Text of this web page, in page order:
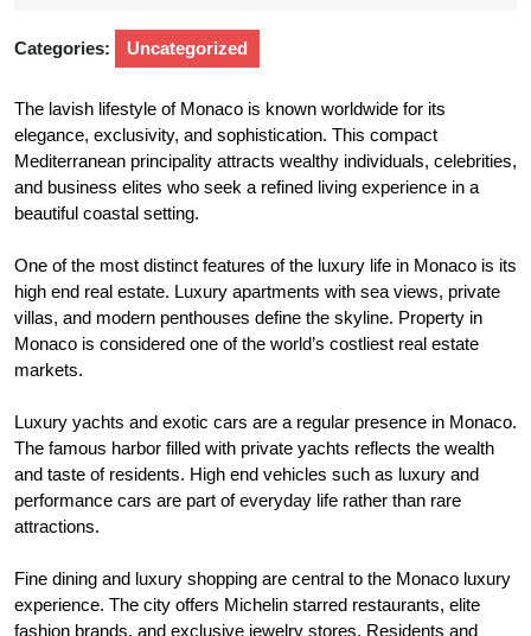
Categories: Uncategorized
The lavish lifestyle of Monaco is known worldwide for its
elegance, exclusivity, and sophistication. This compact
Mediterranean principality attracts wealthy individuals, celebrities,
and business elites who seek a refined living experience in a
beautiful coastal setting.
One of the most distinct features of the luxury life in Monaco is its
high end real estate. Luxury apartments with sea views, private
villas, and modern penthouses define the skyline. Property in
Monaco is considered one of the world’s costliest real estate
markets.
Luxury yachts and exotic cars are a regular presence in Monaco.
The famous harbor filled with private yachts reflects the wealth
and taste of residents. High end vehicles such as luxury and
performance cars are part of everyday life rather than rare
attractions.
Fine dining and luxury shopping are central to the Monaco luxury
experience. The city offers Michelin starred restaurants, elite
fashion brands, and exclusive jewelry stores. Residents and